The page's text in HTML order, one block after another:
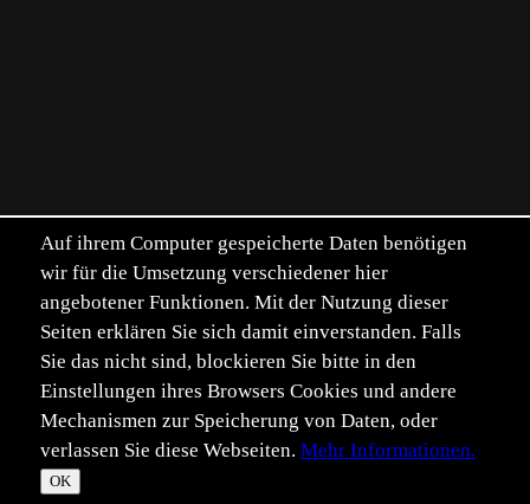
Auf ihrem Computer gespeicherte Daten benötigen
wir für die Umsetzung verschiedener hier
angebotener Funktionen. Mit der Nutzung dieser
Seiten erklären Sie sich damit einverstanden. Falls
Sie das nicht sind, blockieren Sie bitte in den
Einstellungen ihres Browsers Cookies und andere
Mechanismen zur Speicherung von Daten, oder
verlassen Sie diese Webseiten. Mehr Informationen.
OK